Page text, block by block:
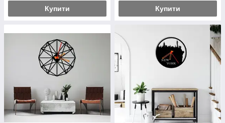
Купити Купити